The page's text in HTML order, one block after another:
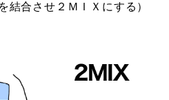
結合させ２ＭＩＸにする）